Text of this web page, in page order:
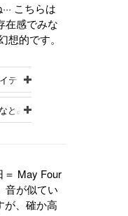
こちらは
在感でみな
的です。
ティーソー
とみらい21
＝ May Four
音が似てい
が、確か高